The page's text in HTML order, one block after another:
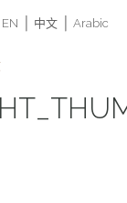
EN 中文 Arabic